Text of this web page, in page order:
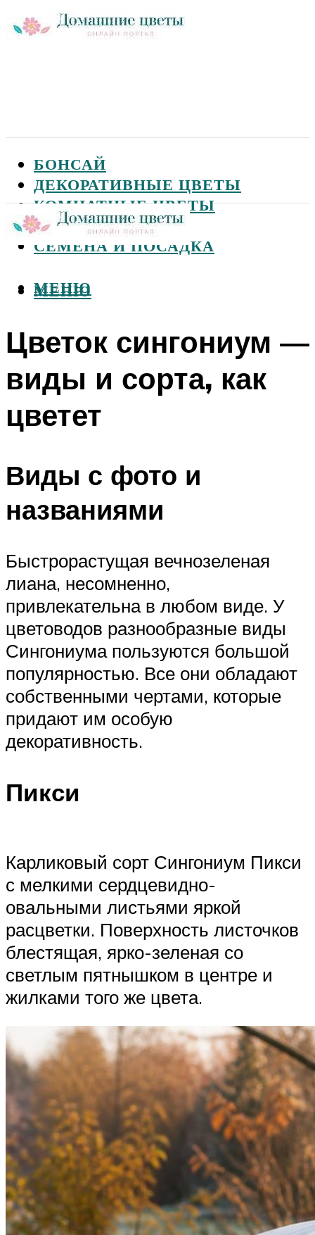
БОНСАЙ
ДЕКОРАТИВНЫЕ ЦВЕТЫ
КОМНАТНЫЕ ЦВЕТЫ
САДОВЫЕ ЦВЕТЫ
СЕМЕНА И ПОСАДКА
МЕНЮ
МЕНЮ
Цветок сингониум —
виды и сорта, как
цветет
Виды с фото и
названиями
Быстрорастущая вечнозеленая
лиана, несомненно,
привлекательна в любом виде. У
цветоводов разнообразные виды
Сингониума пользуются большой
популярностью. Все они обладают
собственными чертами, которые
придают им особую
декоративность.
Пикси
Карликовый сорт Сингониум Пикси
с мелкими сердцевидно-
овальными листьями яркой
расцветки. Поверхность листочков
блестящая, ярко-зеленая со
светлым пятнышком в центре и
жилками того же цвета.